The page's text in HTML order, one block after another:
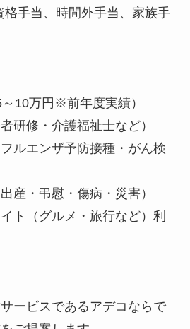
手当、時間外手当、家族手
10万円※前年度実績）
研修・介護福祉士など）
ルエンザ予防接種・がん検
産・弔慰・傷病・災害）
ト（グルメ・旅行など）利
ービスであるアデコならで